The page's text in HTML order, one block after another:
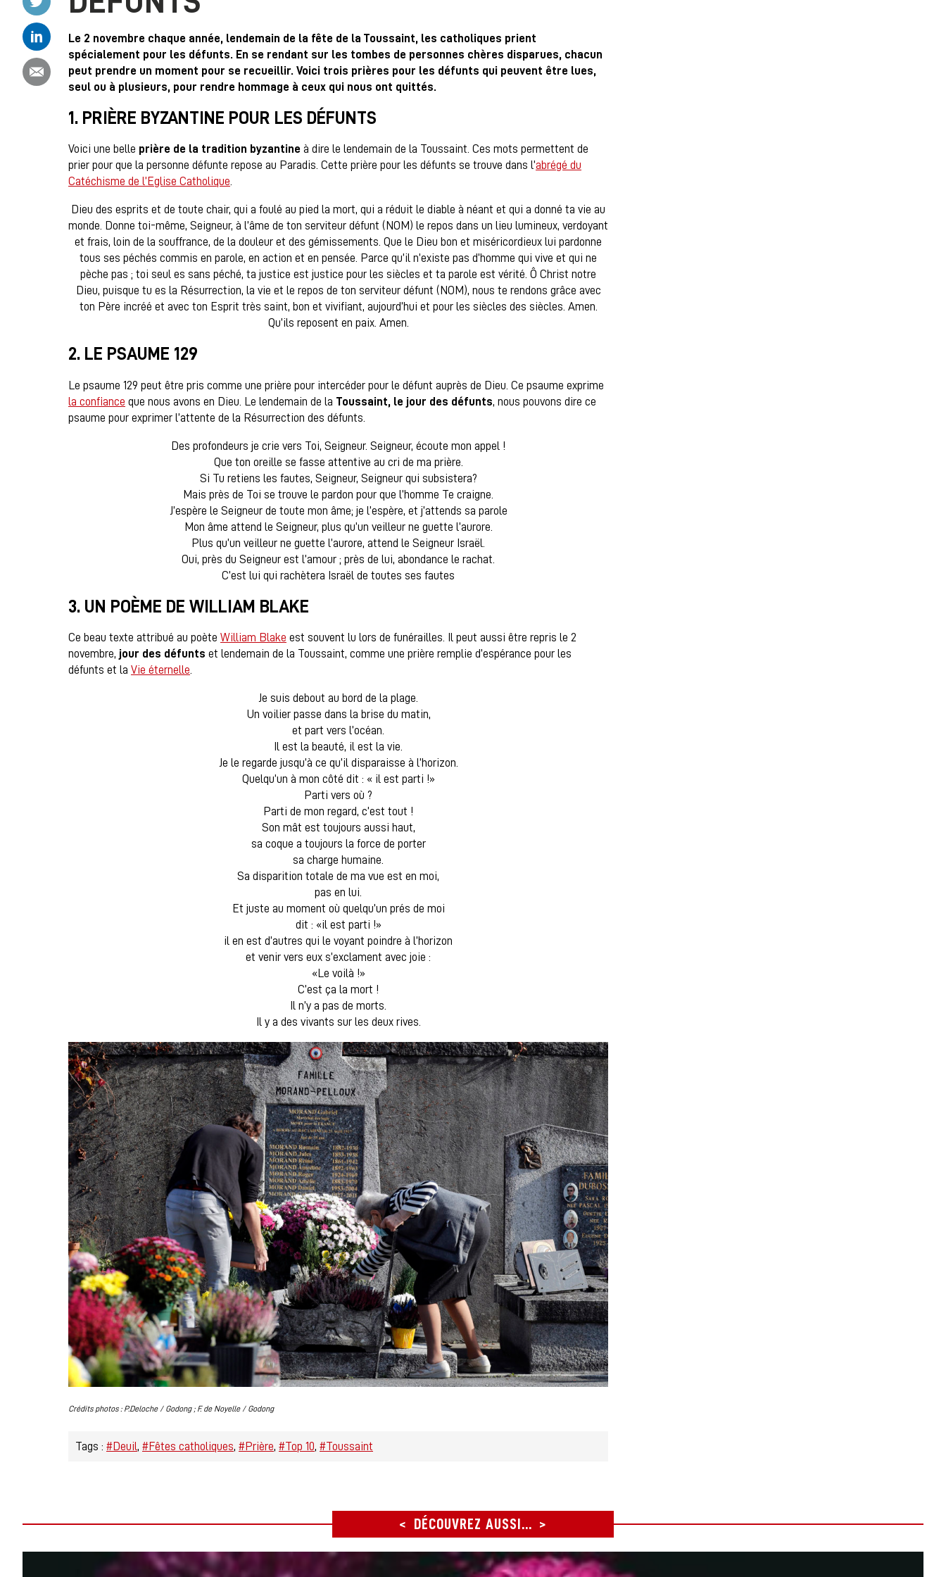
Partager ce contenu sur Linkedin
Partager ce contenu par email
Le 2 novembre chaque année, lendemain de la fête de la Toussaint, les catholiques prient
spécialement pour les défunts. En se rendant sur les tombes de personnes chères disparues, chacun
peut prendre un moment pour se recueillir. Voici trois prières pour les défunts qui peuvent être lues,
seul ou à plusieurs, pour rendre hommage à ceux qui nous ont quittés.
1. PRIÈRE BYZANTINE POUR LES DÉFUNTS
Voici une belle prière de la tradition byzantine à dire le lendemain de la Toussaint. Ces mots permettent de
prier pour que la personne défunte repose au Paradis. Cette prière pour les défunts se trouve dans l’abrégé du
Catéchisme de l’Eglise Catholique
Dieu des esprits et de toute chair, qui a foulé au pied la mort, qui a réduit le diable à néant et qui a donné ta vie au
monde. Donne toi-même, Seigneur, à l’âme de ton serviteur défunt (NOM) le repos dans un lieu lumineux, verdoyant
et frais, loin de la souffrance, de la douleur et des gémissements. Que le Dieu bon et miséricordieux lui pardonne
tous ses péchés commis en parole, en action et en pensée. Parce qu’il n’existe pas d’homme qui vive et qui ne
pèche pas ; toi seul es sans péché, ta justice est justice pour les siècles et ta parole est vérité. Ô Christ notre
Dieu, puisque tu es la Résurrection, la vie et le repos de ton serviteur défunt (NOM), nous te rendons grâce avec
ton Père incréé et avec ton Esprit très saint, bon et vivifiant, aujourd’hui et pour les siècles des siècles. Amen.
Qu’ils reposent en paix. Amen.
2. LE PSAUME 129
Le psaume 129 peut être pris comme une prière pour intercéder pour le défunt auprès de Dieu. Ce psaume exprime
la confiance que nous avons en Dieu. Le lendemain de la Toussaint, le jour des défunts, nous pouvons dire ce
psaume pour exprimer l’attente de la Résurrection des défunts.
Des profondeurs je crie vers Toi, Seigneur. Seigneur, écoute mon appel !
Que ton oreille se fasse attentive au cri de ma prière.
Si Tu retiens les fautes, Seigneur, Seigneur qui subsistera?
Mais près de Toi se trouve le pardon pour que l’homme Te craigne.
J’espère le Seigneur de toute mon âme; je l’espère, et j’attends sa parole
Mon âme attend le Seigneur, plus qu’un veilleur ne guette l’aurore.
Plus qu’un veilleur ne guette l’aurore, attend le Seigneur Israël.
Oui, près du Seigneur est l’amour ; près de lui, abondance le rachat.
C’est lui qui rachètera Israël de toutes ses fautes
3. UN POÈME DE WILLIAM BLAKE
Ce beau texte attribué au poète William Blake est souvent lu lors de funérailles. Il peut aussi être repris le 2
novembre, jour des défunts et lendemain de la Toussaint, comme une prière remplie d’espérance pour les
défunts et la Vie éternelle
Je suis debout au bord de la plage.
Un voilier passe dans la brise du matin,
et part vers l’océan.
Il est la beauté, il est la vie.
Je le regarde jusqu’à ce qu’il disparaisse à l’horizon.
Quelqu’un à mon côté dit : « il est parti !»
Parti vers où ?
Parti de mon regard, c’est tout !
Son mât est toujours aussi haut,
sa coque a toujours la force de porter
sa charge humaine.
Sa disparition totale de ma vue est en moi,
pas en lui.
Et juste au moment où quelqu’un prés de moi
dit : «il est parti !»
il en est d’autres qui le voyant poindre à l’horizon
et venir vers eux s’exclament avec joie :
«Le voilà !»
C’est ça la mort !
Il n’y a pas de morts.
Il y a des vivants sur les deux rives.
Crédits photos : P.Deloche / Godong ; F. de Noyelle / Godong
Tags : #Deuil #Fêtes catholiques #Prière #Top 10 #Toussaint
DÉCOUVREZ AUSSI...